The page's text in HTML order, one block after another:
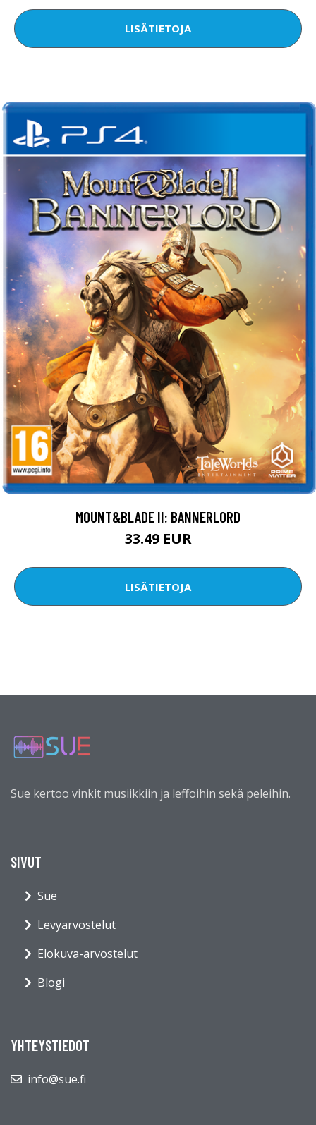
LISÄTIETOJA
MOUNT&BLADE II: BANNERLORD
33.49 EUR
LISÄTIETOJA
Sue kertoo vinkit musiikkiin ja leffoihin sekä peleihin.
SIVUT
Sue
Levyarvostelut
Elokuva-arvostelut
Blogi
YHTEYSTIEDOT
info@sue.fi